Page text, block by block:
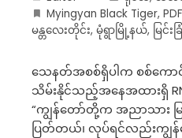
Myingyan Black Tiger, PDF
မန္တလေးတိုင်း, မုံရွာမြို့နယ်, မြင်းခြံ
သေနတ်အစစ်ရှိပါက စစ်ကော
သိမ်းနိုင်သည့်အနေအထားရှိ
“ကျွန်တော်တို့က အညာသား မြ
ပြတ်တယ်၊ လုပ်ရင်လည်းကျွန်